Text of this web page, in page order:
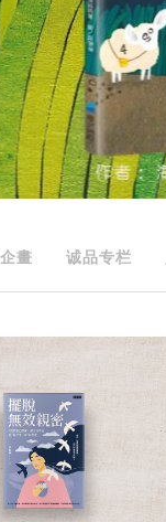
畫 诚品专栏